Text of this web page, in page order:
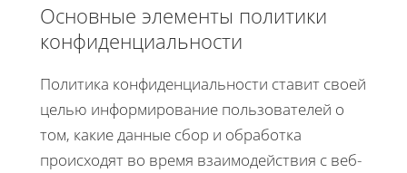
Основные элементы политики
конфиденциальности
Политика конфиденциальности ставит своей
целью информирование пользователей о
том, какие данные сбор и обработка
происходят во время взаимодействия с веб-